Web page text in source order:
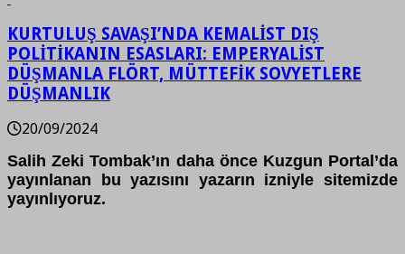
KURTULUŞ SAVAŞI’NDA KEMALİST DIŞ
POLİTİKANIN ESASLARI: EMPERYALİST
DÜŞMANLA FLÖRT, MÜTTEFİK SOVYETLERE
DÜŞMANLIK
20/09/2024
Salih Zeki Tombak’ın daha önce Kuzgun Portal’da
yayınlanan bu yazısını yazarın izniyle sitemizde
yayınlıyoruz.